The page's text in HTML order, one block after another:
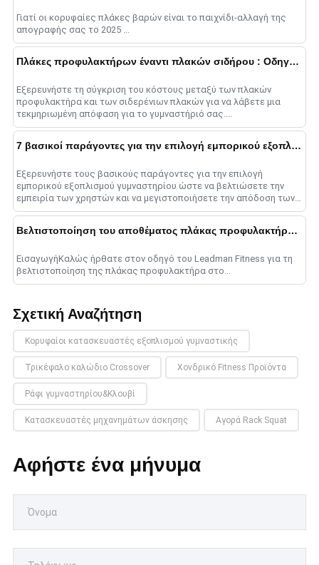
Γιατί οι κορυφαίες πλάκες βαρών είναι το παιχνίδι-αλλαγή της
απογραφής σας το 2025 ...
Πλάκες προφυλακτήρων έναντι πλακών σιδήρου : Οδηγός ανάλυσης κόστους
Εξερευνήστε τη σύγκριση του κόστους μεταξύ των πλακών
προφυλακτήρα και των σιδερένιων πλακών για να λάβετε μια
τεκμηριωμένη απόφαση για το γυμναστήριό σας....
7 βασικοί παράγοντες για την επιλογή εμπορικού εξοπλισμού γυμναστηρίου
Εξερευνήστε τους βασικούς παράγοντες για την επιλογή
εμπορικού εξοπλισμού γυμναστηρίου ώστε να βελτιώσετε την
εμπειρία των χρηστών και να μεγιστοποιήσετε την απόδοση των
επενδύσεων....
Βελτιστοποίηση του αποθέματος πλάκας προφυλακτήρα για εγκαταστάσεις γυμναστικής
ΕισαγωγήΚαλώς ήρθατε στον οδηγό του Leadman Fitness για τη
βελτιστοποίηση της πλάκας προφυλακτήρα στο...
Σχετική Αναζήτηση
Κορυφαίοι κατασκευαστές εξοπλισμού γυμναστικής
Τρικέφαλο καλώδιο Crossover Χονδρικό Fitness Προϊόντα
Ράφι γυμναστηρίου&Κλουβί
Κατασκευαστές μηχανημάτων άσκησης Αγορά Rack Squat
Αφήστε ένα μήνυμα